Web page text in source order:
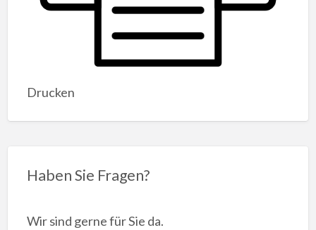
Drucken
Haben Sie Fragen?
Wir sind gerne für Sie da.